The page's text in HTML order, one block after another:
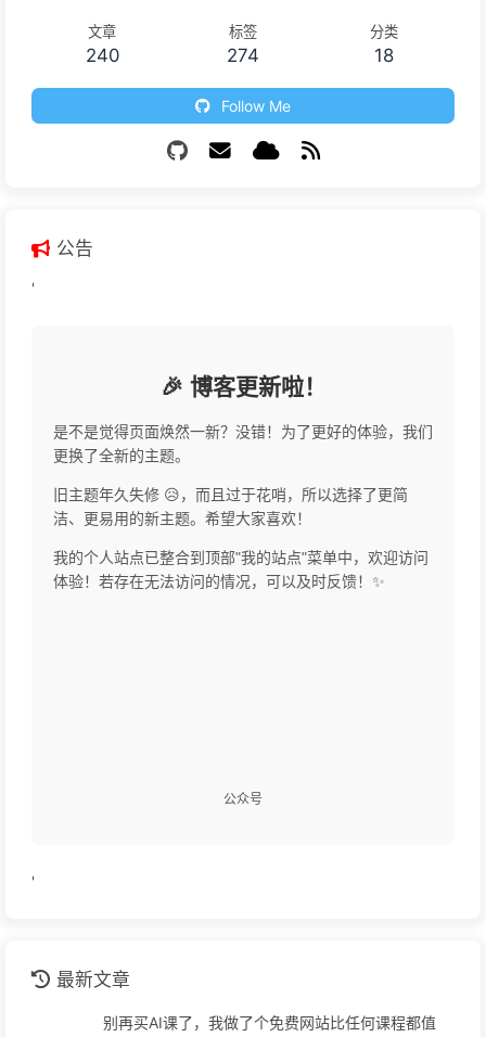
文章
240
标签
274
分类
18
Follow Me
公告
'
🎉 博客更新啦！
是不是觉得页面焕然一新？没错！为了更好的体验，我们
更换了全新的主题。
旧主题年久失修 😥，而且过于花哨，所以选择了更简
洁、更易用的新主题。希望大家喜欢！
我的个人站点已整合到顶部"我的站点"菜单中，欢迎访问
体验！若存在无法访问的情况，可以及时反馈！✨
公众号
'
最新文章
别再买AI课了，我做了个免费网站比任何课程都值